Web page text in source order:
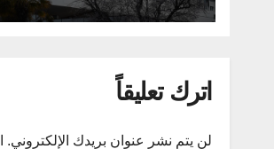
اترك تعليقاً
لن يتم نشر عنوان بريدك الإلكتروني.